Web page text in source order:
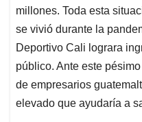
p
k
n
millones. Toda esta
se vivió durante la
Deportivo Cali lograra
público. Ante este
de empresarios
elevado que ayudaría a